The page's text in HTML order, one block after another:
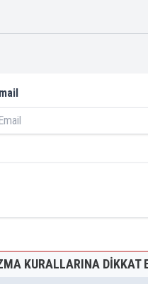
KURALLARINA DIKKAT